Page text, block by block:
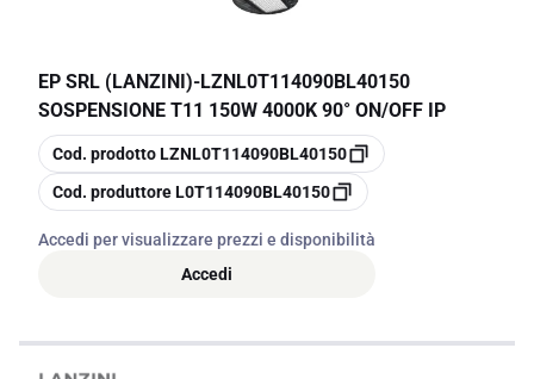
EP SRL (LANZINI)-LZNL0T114090BL40150
SOSPENSIONE T11 150W 4000K 90° ON/OFF IP
copia
Cod. prodottoLZNL0T114090BL40150
copia
Cod. produttoreL0T114090BL40150
Accedi per visualizzare prezzi e disponibilità
Accedi